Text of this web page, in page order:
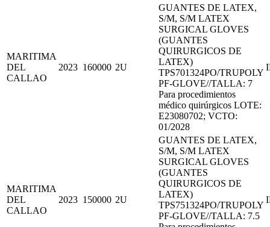
MARITIMA
DEL
CALLAO
2023 160000 2U
GUANTES DE LATEX,
S/M, S/M LATEX
SURGICAL GLOVES
(GUANTES
QUIRURGICOS DE
LATEX)
TPS701324PO/TRUPOLY
PF-GLOVE//TALLA: 7
Para procedimientos
médico quirúrgicos LOTE:
E23080702; VCTO:
01/2028
MARITIMA
DEL
CALLAO
2023 150000 2U
GUANTES DE LATEX,
S/M, S/M LATEX
SURGICAL GLOVES
(GUANTES
QUIRURGICOS DE
LATEX)
TPS751324PO/TRUPOLY
PF-GLOVE//TALLA: 7.5